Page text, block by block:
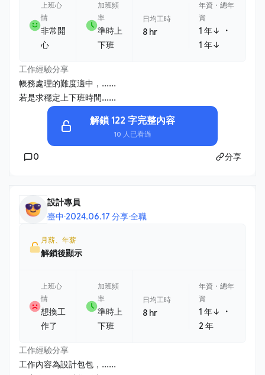
上班心
情
非常開
心
加班頻
率
準時上
下班
日均工時
8 hr
年資・總年
資
1 年↓ ・
1 年↓
工作經驗分享
帳務處理的難度適中，......
若是求穩定上下班時間......
解鎖 122 字完整內容
10 人已看過
0 分享
設計專員
臺中·2024.06.17 分享·全職
月薪、年薪
解鎖後顯示
上班心
情
想換工
作了
加班頻
率
準時上
下班
日均工時
8 hr
年資・總年
資
1 年↓ ・
2 年
工作經驗分享
工作內容為設計包包，......